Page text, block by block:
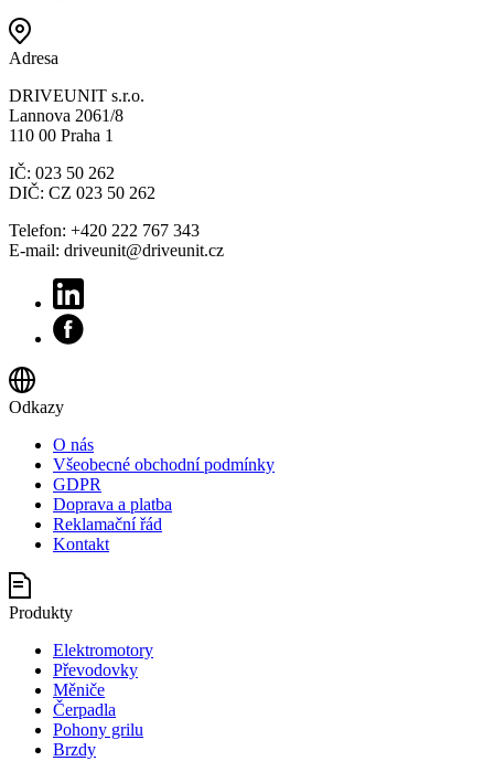
Adresa
DRIVEUNIT s.r.o.
Lannova 2061/8
110 00 Praha 1
IČ: 023 50 262
DIČ: CZ 023 50 262
Telefon: +420 222 767 343
E-mail: driveunit@driveunit.cz
Odkazy
O nás
Všeobecné obchodní podmínky
GDPR
Doprava a platba
Reklamační řád
Kontakt
Produkty
Elektromotory
Převodovky
Měniče
Čerpadla
Pohony grilu
Brzdy